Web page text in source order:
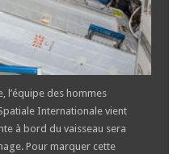
l’équipe des hommes
Internationale vient
à bord du vaisseau sera
Pour marquer cette